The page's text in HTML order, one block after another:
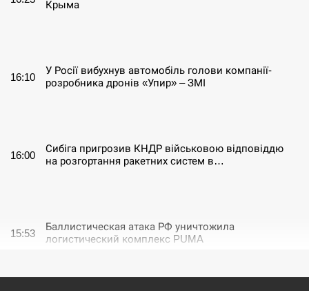
Крыма
16:10
У Росії вибухнув автомобіль голови компанії-
розробника дронів «Упир» – ЗМІ
16:00
Сибіга пригрозив КНДР військовою відповіддю
на розгортання ракетних систем в…
15:53
Баллистическая атака РФ уничтожила
логистический комплекс PUMA